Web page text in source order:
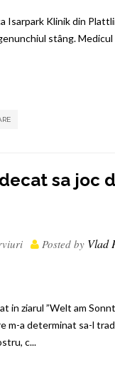
Isarpark Klinik din
stâng.
sa joc
Posted by Vlad
ziarul ”Welt am
m-a determinat sa-l
c...